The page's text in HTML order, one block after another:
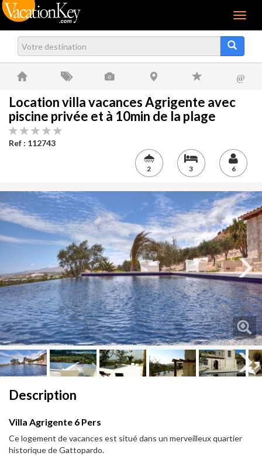
Menu
@
Location villa vacances Agrigente avec
piscine privée et à 10min de la plage
Ref : 112743
2 3 6
Next
Description
Villa Agrigente 6 Pers
Ce logement de vacances est situé dans un merveilleux quartier
historique de Gattopardo.